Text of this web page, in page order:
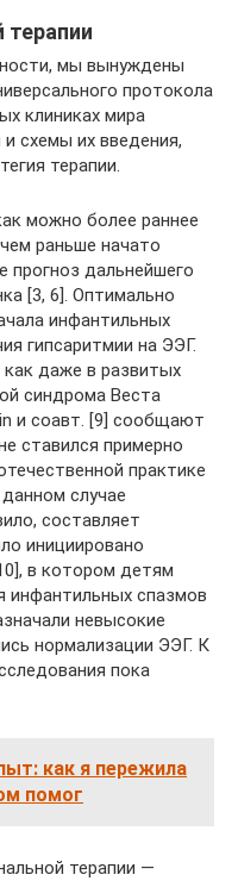
мы вынуждены
протокола
клиниках мира
схемы их введения,
терапии.
можно более раннее
раньше начато
прогноз дальнейшего
[3, 6]. Оптимально
инфантильных
гипсаритмии на ЭЭГ.
даже в развитых
синдрома Веста
и соавт. [9] сообщают
ставился примерно
практике
случае
составляет
инициировано
в котором детям
инфантильных спазмов
невысокие
нормализации ЭЭГ. К
пока
как я пережила
помог
терапии —